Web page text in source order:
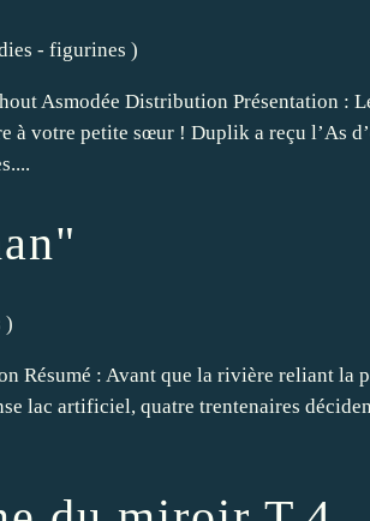
- figurines )
Asmodée Distribution Présentation :
votre petite sœur ! Duplik a reçu l’As
)
Résumé : Avant que la rivière reliant la
lac artificiel, quatre trentenaires